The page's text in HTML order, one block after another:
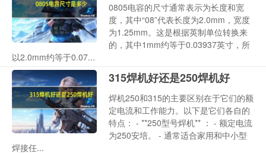
0805电容的尺寸通常表示为长度和宽
度，其中“08”代表长度为2.0mm，宽度
为1.25mm。这是根据英制单位转换来
的，其中1mm约等于0.03937英寸，所
以2.0mm约等于0.07...
315焊机好还是250焊机好
焊机250和315的主要区别在于它们的额
定电流和工作能力。以下是它们各自的
特点： - **250型号焊机** ： - 额定电流
为250安培。 - 通常适合家用和中小型
焊接任...